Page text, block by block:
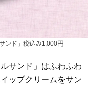
ンド」税込み1,000円
サンド」はふわふわ
ップクリームをサン